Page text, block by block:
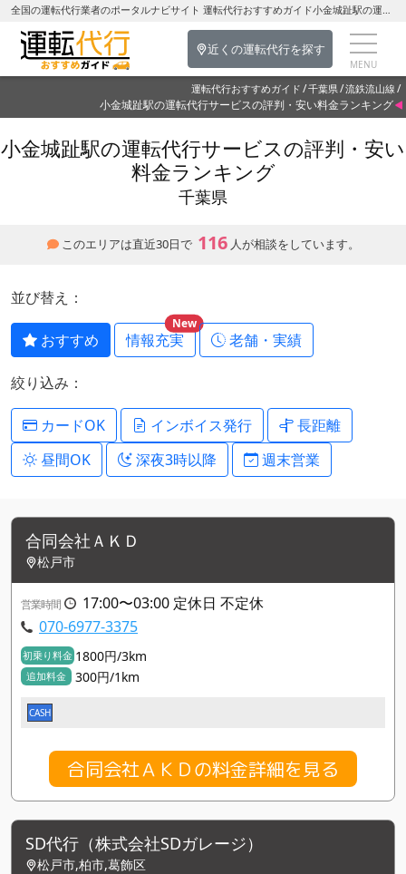
全国の運転代行業者のポータルナビサイト 運転代行おすすめガイド小金城趾駅の運転代行を探す-千葉県の運転代行
近くの運転代行を探す
運転代行おすすめガイド 千葉県 流鉄流山線
小金城趾駅の運転代行サービスの評判・安い料金ランキング
小金城趾駅の運転代行サービスの評判・安い
料金ランキング
千葉県
このエリアは直近30日で 116 人が相談をしています。
並び替え：
おすすめ 情報充実
New
老舗・実績
絞り込み：
カードOK インボイス発行
長距離
昼間OK
深夜3時以降 週末営業
合同会社ＡＫＤ
松戸市
営業時間
17:00〜03:00 定休日 不定休
070-6977-3375
初乗り料金 1800円/3km
追加料金 300円/1km
CASH
合同会社ＡＫＤの料金詳細を見る
SD代行（株式会社SDガレージ）
松戸市,柏市,葛飾区